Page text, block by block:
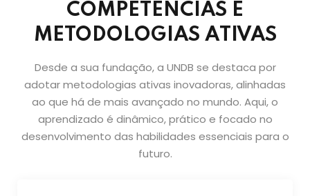
COMPETÊNCIAS E
METODOLOGIAS ATIVAS
Desde a sua fundação, a UNDB se destaca por
adotar metodologias ativas inovadoras, alinhadas
ao que há de mais avançado no mundo. Aqui, o
aprendizado é dinâmico, prático e focado no
desenvolvimento das habilidades essenciais para o
futuro.